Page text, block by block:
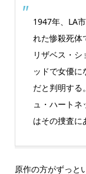
1947年、LA
れた惨殺死体
リザベス・
ッドで女優
だと判明する
ュ・ハートネ
はその捜査に
原作の方がずっと